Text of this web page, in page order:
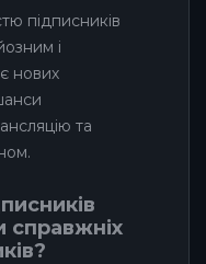
підписників
і
нових
та
справжніх